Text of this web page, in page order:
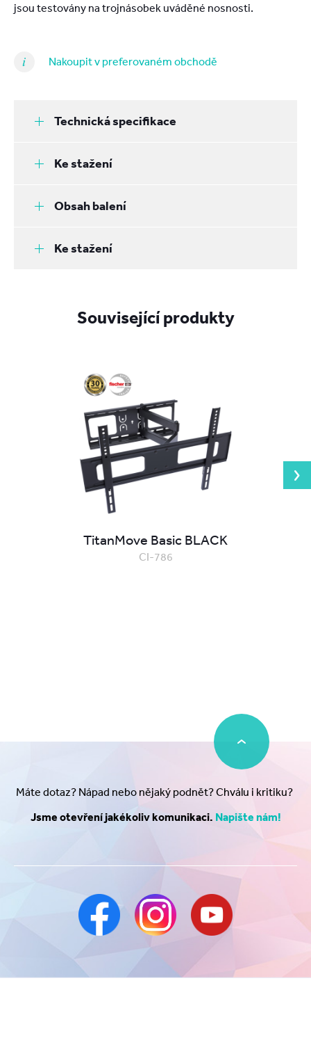
jsou testovány na trojnásobek uváděné nosnosti.
Nakoupit v preferovaném obchodě
Technická specifikace
Ke stažení
Obsah balení
Ke stažení
Související produkty
TitanMove Basic BLACK
CI-786
Máte dotaz? Nápad nebo nějaký podnět? Chválu i kritiku?
Jsme otevření jakékoliv komunikaci. Napište nám!